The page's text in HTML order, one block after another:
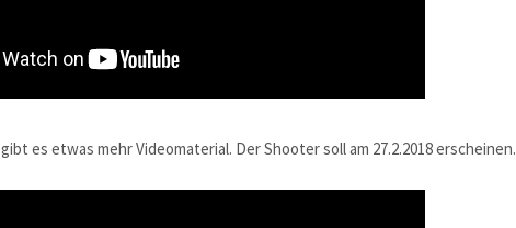
gibt es etwas mehr Videomaterial. Der Shooter soll am 27.2.2018 erscheinen.